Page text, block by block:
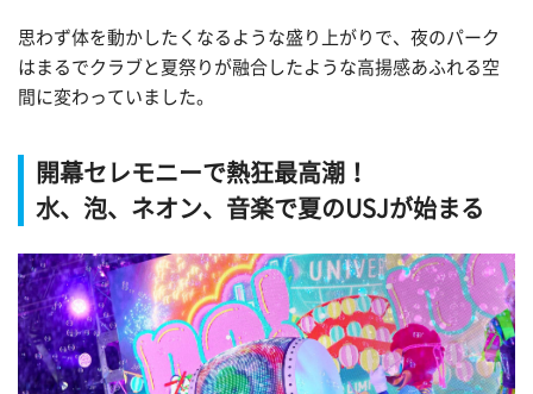
思わず体を動かしたくなるような盛り上がりで、夜のパーク
はまるでクラブと夏祭りが融合したような高揚感あふれる空
間に変わっていました。
開幕セレモニーで熱狂最高潮！
水、泡、ネオン、音楽で夏のUSJが始まる